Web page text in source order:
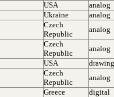
USA
analog
Ukraine
analog
Czech
Republic
analog
Czech
Republic
analog
USA
Czech
Republic
analog
Greece
digital